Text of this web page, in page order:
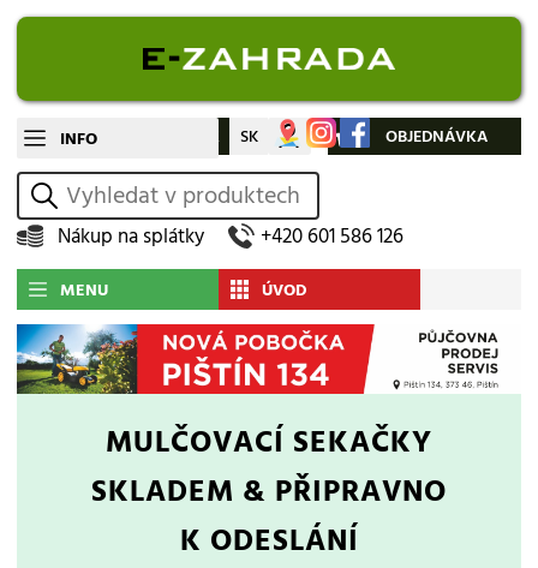
INFO CZ SK Můj účet OBJEDNÁVKA
vyhledat
Nákup na splátky +420 601 586 126
MENU ÚVOD
MULČOVACÍ SEKAČKY
SKLADEM & PŘIPRAVNO
K ODESLÁNÍ